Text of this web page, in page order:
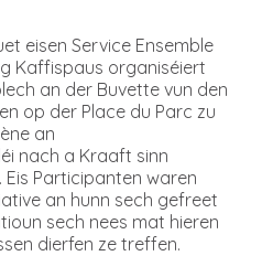
eisen Service Ensemble
Kaffispaus organiséiert
an der Buvette vun den
op der Place du Parc zu
an
nach a Kraaft sinn
Participanten waren
an hunn sech gefreet
sech nees mat hieren
dierfen ze treffen.